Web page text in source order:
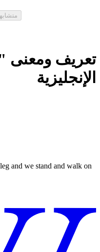
الإنجليزية
and we stand and walk on